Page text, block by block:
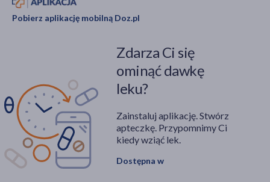
Pobierz aplikację mobilną Doz.pl
Zdarza Ci się
ominąć dawkę
leku?
Zainstaluj aplikację. Stwórz
apteczkę. Przypomnimy Ci
kiedy wziąć lek.
Dostępna w